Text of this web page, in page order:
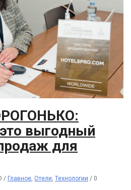
выгодный
для
/ Главное, Отели, Технологии / 0